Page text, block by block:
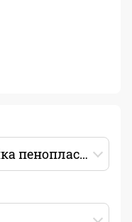
Зимняя удочка Балалайка пенопласт большая 29см